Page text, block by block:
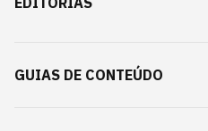
GUIAS DE CONTEÚDO